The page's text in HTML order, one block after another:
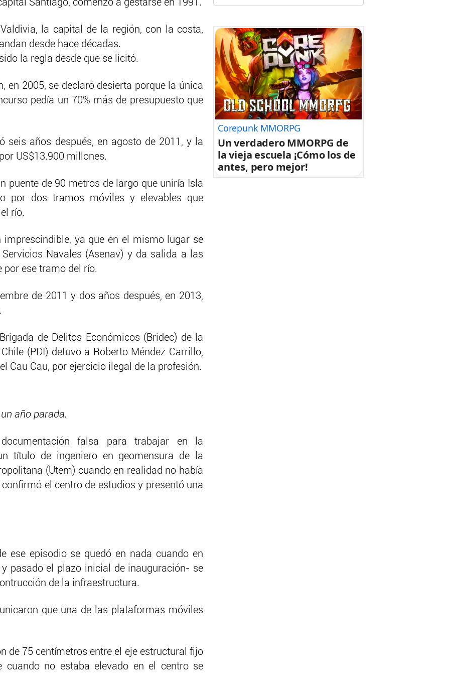
Santiago, comenzó a gestarse en 1991.
la capital de la región, con la costa,
desde hace décadas.
la regla desde que se licitó.
en 2005, se declaró desierta porque la única
pedía un 70% más de presupuesto que
seis años después, en agosto de 2011, y la
US$13.900 millones.
puente de 90 metros de largo que uniría Isla
por dos tramos móviles y elevables que
río.
imprescindible, ya que en el mismo lugar se
Navales (Asenav) y da salida a las
por ese tramo del río.
de 2011 y dos años después, en 2013,
de Delitos Económicos (Bridec) de la
(PDI) detuvo a Roberto Méndez Carrillo,
Cau Cau, por ejercicio ilegal de la profesión.
año parada.
documentación falsa para trabajar en la
título de ingeniero en geomensura de la
(Utem) cuando en realidad no había
el centro de estudios y presentó una
ese episodio se quedó en nada cuando en
pasado el plazo inicial de inauguración- se
de la infraestructura.
que una de las plataformas móviles
de 75 centímetros entre el eje estructural fijo
no estaba elevado en el centro se
Corepunk MMORPG
Un verdadero MMORPG de
la vieja escuela ¡Cómo los de
antes, pero mejor!